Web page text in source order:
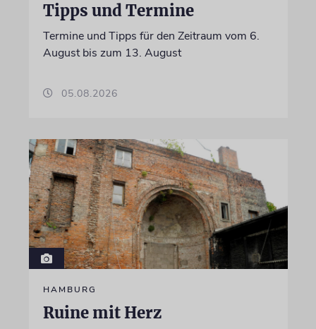
Tipps und Termine
Termine und Tipps für den Zeitraum vom 6.
August bis zum 13. August
05.08.2026
HAMBURG
Ruine mit Herz